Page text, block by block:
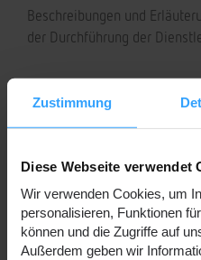
Zustimmung
Diese Webseite verwendet
Wir verwenden Cookies, um
personalisieren, Funktionen
können und die Zugriffe auf
Außerdem geben wir
Beschreibungen und
der Durchführung der
garantiert werden.
mit der zugrundeliegenden
301 549 vereinbar sind: